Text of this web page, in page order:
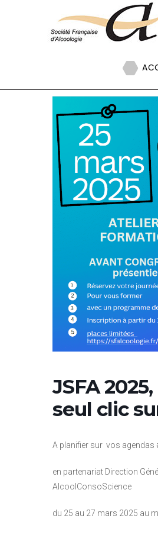
Panneau de gestion des cookies
JSFA
seul clic
A planifier sur vos agendas
en partenariat Direction
AlcoolConsoScience
du 25 au 27 mars 2025 au